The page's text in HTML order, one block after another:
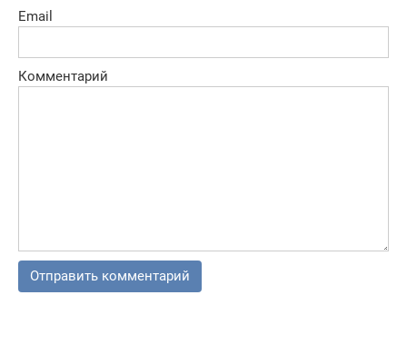
Email
Комментарий